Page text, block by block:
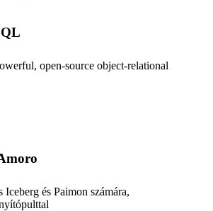
open-source object-relational
Iceberg és Paimon számára,